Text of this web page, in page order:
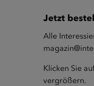
Jetzt
Alle
Klicken Sie
vergrößern.